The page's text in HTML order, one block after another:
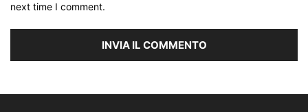
next time I comment.